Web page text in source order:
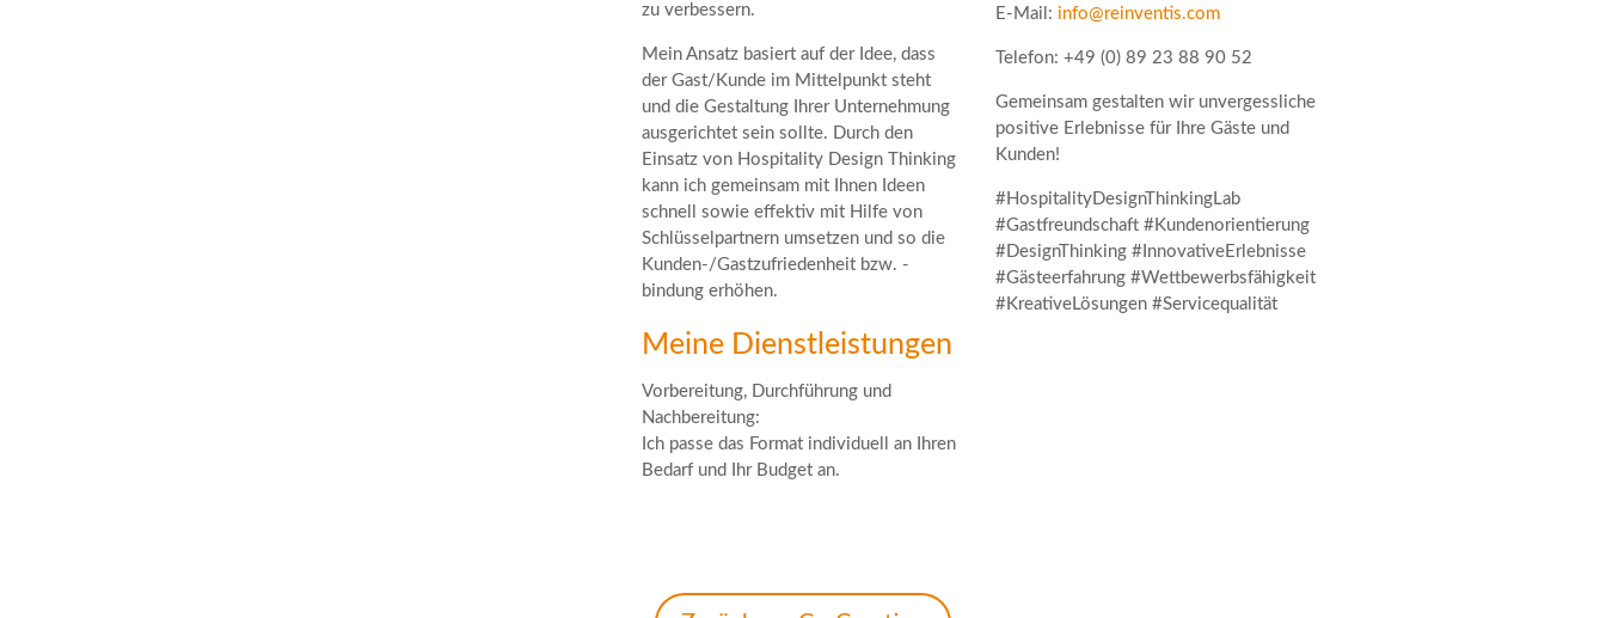
zu verbessern.
Mein Ansatz basiert auf der Idee, dass
der Gast/Kunde im Mittelpunkt steht
und die Gestaltung Ihrer Unternehmung
ausgerichtet sein sollte. Durch den
Einsatz von Hospitality Design Thinking
kann ich gemeinsam mit Ihnen Ideen
schnell sowie effektiv mit Hilfe von
Schlüsselpartnern umsetzen und so die
Kunden-/Gastzufriedenheit bzw. -
bindung erhöhen.
Meine Dienstleistungen
Vorbereitung, Durchführung und
Nachbereitung:
Ich passe das Format individuell an Ihren
Bedarf und Ihr Budget an.
E-Mail: info@reinventis.com
Telefon: +49 (0) 89 23 88 90 52
Gemeinsam gestalten wir unvergessliche
positive Erlebnisse für Ihre Gäste und
Kunden!
#HospitalityDesignThinkingLab
#Gastfreundschaft #Kundenorientierung
#DesignThinking #InnovativeErlebnisse
#Gästeerfahrung #Wettbewerbsfähigkeit
#KreativeLösungen #Servicequalität